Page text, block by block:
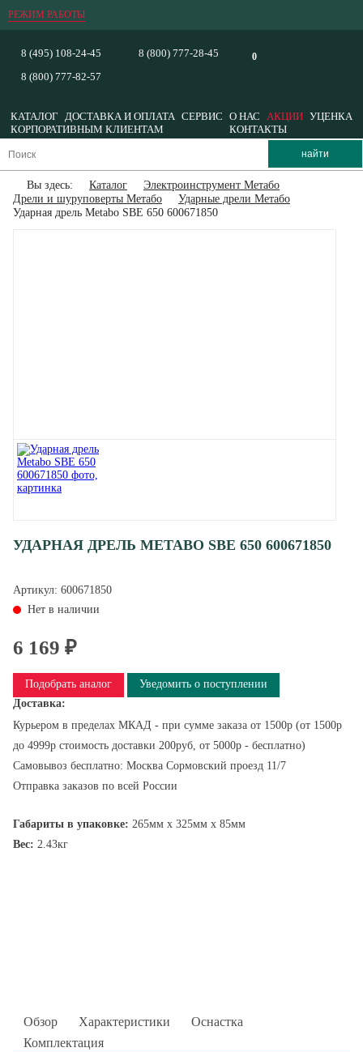
РЕЖИМ РАБОТЫ
0
8 (495) 108-24-45
8 (800) 777-82-57
8 (800) 777-28-45
КАТАЛОГ ДОСТАВКА И ОПЛАТА СЕРВИС О НАС АКЦИИ УЦЕНКА
КОРПОРАТИВНЫМ КЛИЕНТАМ
КОНТАКТЫ
Вы здесь: Каталог
Электроинструмент Метабо
Дрели и шуруповерты Метабо
Ударные дрели Метабо
Ударная дрель Metabo SBE 650 600671850
УДАРНАЯ ДРЕЛЬ METABO SBE 650 600671850
Артикул: 600671850
Нет в наличии
6 169 ₽
Подобрать аналог
Уведомить о поступлении
Доставка:
Курьером в пределах МКАД - при сумме заказа от 1500р (от 1500р
до 4999р стоимость доставки 200руб, от 5000р - бесплатно)
Самовывоз бесплатно: Москва Сормовский проезд 11/7
Отправка заказов по всей России
Габариты в упаковке: 265мм x 325мм x 85мм
Вес: 2.43кг
Обзор Характеристики
Оснастка
Комплектация